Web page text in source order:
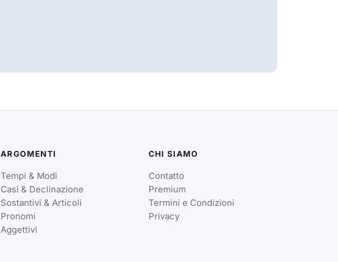
ARGOMENTI
Tempi & Modi
Casi & Declinazione
Sostantivi & Articoli
Pronomi
Aggettivi
CHI SIAMO
Contatto
Premium
Termini e Condizioni
Privacy